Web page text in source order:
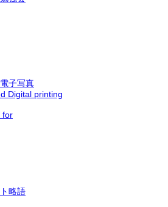
子写真
Digital printing
for
略語
クス）